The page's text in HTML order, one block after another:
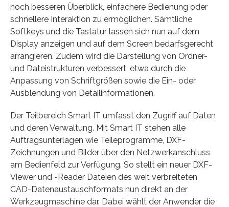
noch besseren Überblick, einfachere Bedienung oder
schnellere Interaktion zu ermöglichen. Sämtliche
Softkeys und die Tastatur lassen sich nun auf dem
Display anzeigen und auf dem Screen bedarfsgerecht
arrangieren. Zudem wird die Darstellung von Ordner-
und Dateistrukturen verbessert, etwa durch die
Anpassung von Schriftgrößen sowie die Ein- oder
Ausblendung von Detailinformationen.
Der Teilbereich Smart IT umfasst den Zugriff auf Daten
und deren Verwaltung. Mit Smart IT stehen alle
Auftragsunterlagen wie Teileprogramme, DXF-
Zeichnungen und Bilder über den Netzwerkanschluss
am Bedienfeld zur Verfügung. So stellt ein neuer DXF-
Viewer und -Reader Dateien des weit verbreiteten
CAD-Datenaustauschformats nun direkt an der
Werkzeugmaschine dar. Dabei wählt der Anwender die